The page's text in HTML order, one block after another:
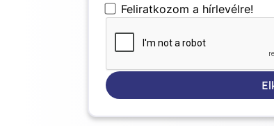
Feliratkozom a hírlevélre!